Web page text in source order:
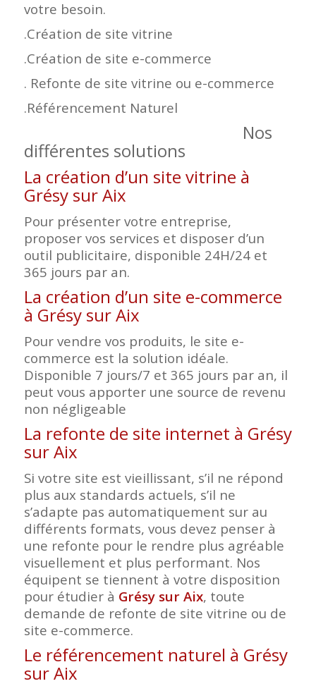
votre besoin.
.Création de site vitrine
.Création de site e-commerce
. Refonte de site vitrine ou e-commerce
.Référencement Naturel
Nos
différentes solutions
La création d’un site vitrine à
Grésy sur Aix
Pour présenter votre entreprise,
proposer vos services et disposer d’un
outil publicitaire, disponible 24H/24 et
365 jours par an.
La création d’un site e-commerce
à Grésy sur Aix
Pour vendre vos produits, le site e-
commerce est la solution idéale.
Disponible 7 jours/7 et 365 jours par an, il
peut vous apporter une source de revenu
non négligeable
La refonte de site internet à Grésy
sur Aix
Si votre site est vieillissant, s’il ne répond
plus aux standards actuels, s’il ne
s’adapte pas automatiquement sur au
différents formats, vous devez penser à
une refonte pour le rendre plus agréable
visuellement et plus performant. Nos
équipent se tiennent à votre disposition
pour étudier à Grésy sur Aix, toute
demande de refonte de site vitrine ou de
site e-commerce.
Le référencement naturel à Grésy
sur Aix